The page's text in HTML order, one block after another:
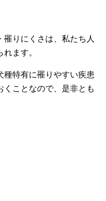
罹りにくさは、私たち人
ます。
種特有に罹りやすい疾患
くことなので、是非とも